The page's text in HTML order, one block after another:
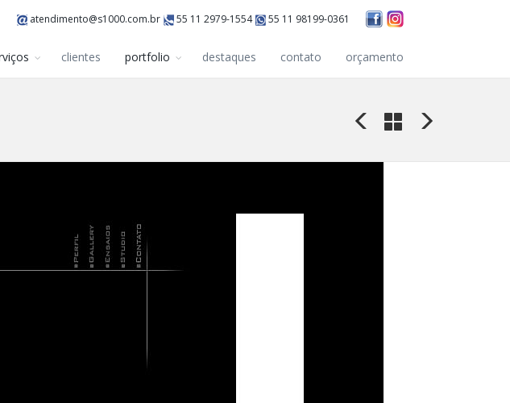
atendimento@s1000.com.br 55 11 2979-1554 55 11 98199-0361
clientes portfolio destaques contato orçamento